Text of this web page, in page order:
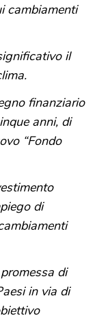
cambiamenti
il
finanziario
anni, di
“Fondo
di
di
in via di